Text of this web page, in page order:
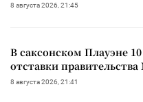
8 августа 2026, 21:45
В саксонском Плауэне
отставки
8 августа 2026, 21:41